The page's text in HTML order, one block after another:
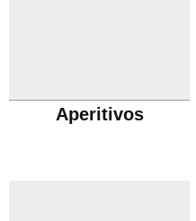
Aperitivos